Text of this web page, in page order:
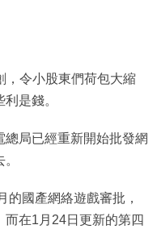
，令小股東們荷包大縮
是錢。
局已經重新開始批發網
的國產網絡遊戲審批，
在1月24日更新的第四